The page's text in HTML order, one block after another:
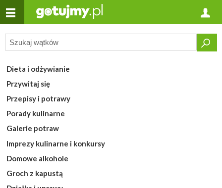
Dieta i odżywianie
Przywitaj się
Przepisy i potrawy
Porady kulinarne
Galerie potraw
Imprezy kulinarne i konkursy
Domowe alkohole
Groch z kapustą